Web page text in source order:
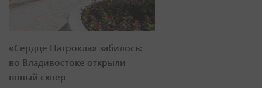
«Сердце Патрокла» забилось:
во Владивостоке открыли
новый сквер